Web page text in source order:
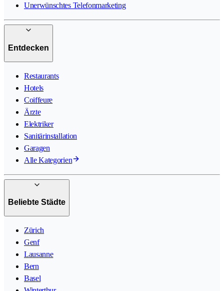
Unerwünschtes Telefonmarketing
Entdecken
Restaurants
Hotels
Coiffeure
Ärzte
Elektriker
Sanitärinstallation
Garagen
Alle Kategorien
Beliebte Städte
Zürich
Genf
Lausanne
Bern
Basel